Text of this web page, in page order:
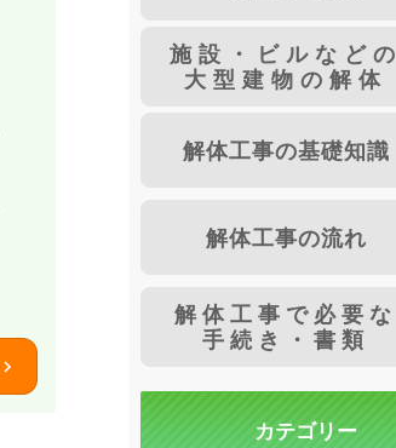
施設・ビルなどの
大型建物の解体
解体工事の基礎知識
解体工事の流れ
解体工事で必要な
手続き・書類
カテゴリー